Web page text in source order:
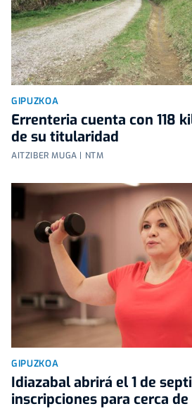
GIPUZKOA
Errenteria cuenta con 118
de su titularidad
AITZIBER MUGA | NTM
GIPUZKOA
Idiazabal abrirá el 1 de
inscripciones para cerca